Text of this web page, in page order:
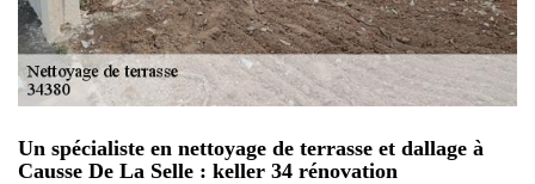
Un spécialiste en nettoyage de terrasse et dallage à
Causse De La Selle : keller 34 rénovation